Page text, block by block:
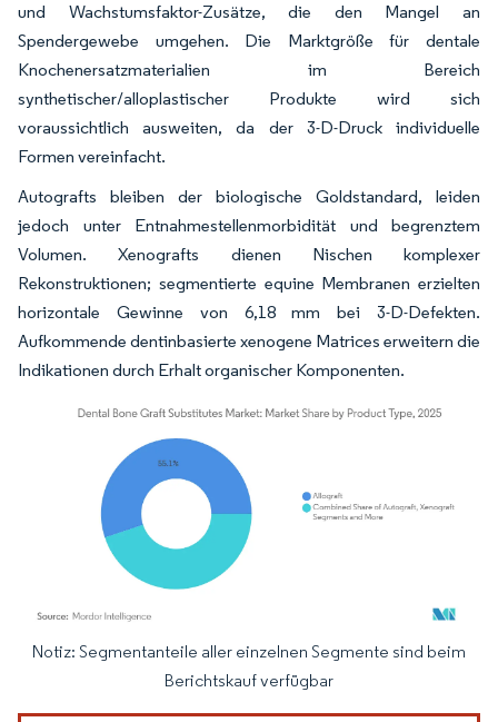
und Wachstumsfaktor-Zusätze, die den Mangel an
Spendergewebe umgehen. Die Marktgröße für dentale
Knochenersatzmaterialien im Bereich
synthetischer/alloplastischer Produkte wird sich
voraussichtlich ausweiten, da der 3-D-Druck individuelle
Formen vereinfacht.
Autografts bleiben der biologische Goldstandard, leiden
jedoch unter Entnahmestellenmorbidität und begrenztem
Volumen. Xenografts dienen Nischen komplexer
Rekonstruktionen; segmentierte equine Membranen erzielten
horizontale Gewinne von 6,18 mm bei 3-D-Defekten.
Aufkommende dentinbasierte xenogene Matrices erweitern die
Indikationen durch Erhalt organischer Komponenten.
Bild © Mordor Intelligence. Wiederverwendung erfordert Namensnennung
Notiz: Segmentanteile aller einzelnen Segmente sind beim
Berichtskauf verfügbar